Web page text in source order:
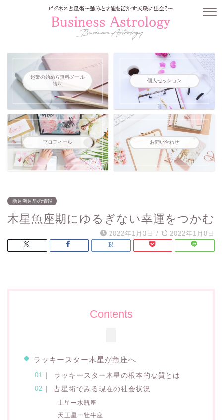
起業の始め方無料メール
講座
個人セッション
プロフィール お問い合わせ
新月満月星の情報
木星魚座期にゆるぎない幸運をつかむ
2022年1月3日 / 2022年1月8日
Contents
ラッキースター木星が魚座へ
ラッキースター木星の根本的な質とは
占星術でみる現在の社会状況
土星ー水瓶座
天王星ー牡牛座